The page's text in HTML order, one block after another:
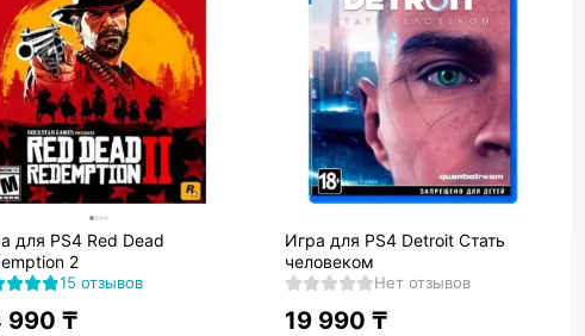
для PS4 Red Dead
2
15 отзывов
990 ₸
Игра для PS4 Detroit Стать
человеком
Нет отзывов
19 990 ₸